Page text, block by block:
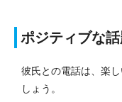
ポジティブな
彼氏との電話は、楽
しょう。